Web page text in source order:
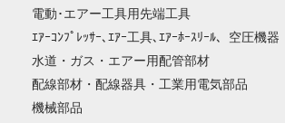
電動･エアー工具用先端工具
ｴｱｰｺﾝﾌﾟﾚｯｻｰ､ｴｱｰ工具､ｴｱｰﾎｰｽﾘｰﾙ、空圧機器
水道・ガス・エアー用配管部材
配線部材・配線器具・工業用電気部品
機械部品